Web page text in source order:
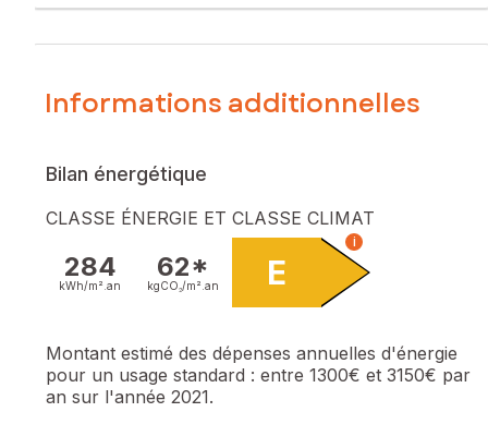
Informations additionnelles
Bilan énergétique
CLASSE ÉNERGIE ET CLASSE CLIMAT
284
kWh/m². an
62*
kgCO₂/m². an E
i
Montant estimé des dépenses annuelles d'énergie
pour un usage standard : entre 1300€ et 3150€ par
an sur l'année 2021.